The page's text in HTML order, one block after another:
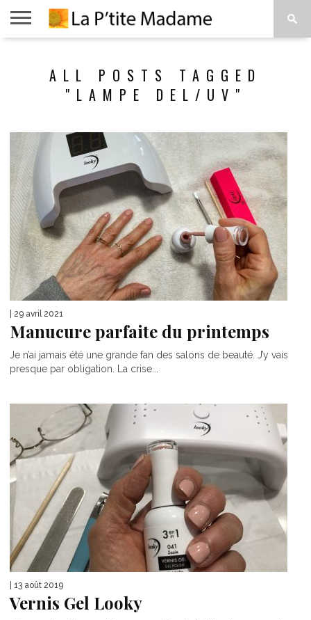
VIVRE
PROPOSALL POSTS TAGGED
"LAMPE DEL/UV"
| 29 avril 2021
Manucure parfaite du printemps
Je n’ai jamais été une grande fan des salons de beauté. J’y vais
presque par obligation. La crise...
| 13 août 2019
Vernis Gel Looky